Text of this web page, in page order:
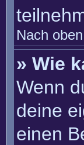
Nach oben
» Wie
Wenn
deine
einen